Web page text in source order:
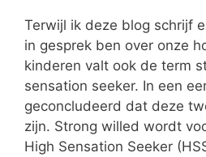
Terwijl ik deze blog schrijf
in gesprek ben over onze
kinderen valt ook de term
sensation seeker. In een
geconcludeerd dat deze
zijn. Strong willed wordt
High Sensation Seeker